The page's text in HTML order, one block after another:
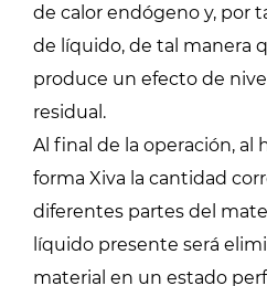
de calor endógeno y, por
de líquido, de tal manera
produce un efecto de
residual.
Al final de la operación, al
forma Xiva la cantidad
diferentes partes del
líquido presente será
material en un estado